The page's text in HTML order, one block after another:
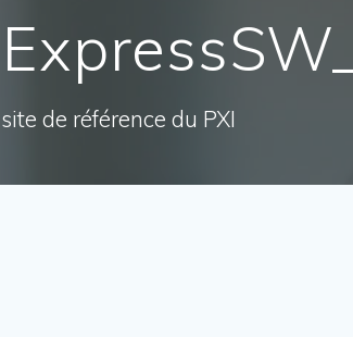
de référence du PXI